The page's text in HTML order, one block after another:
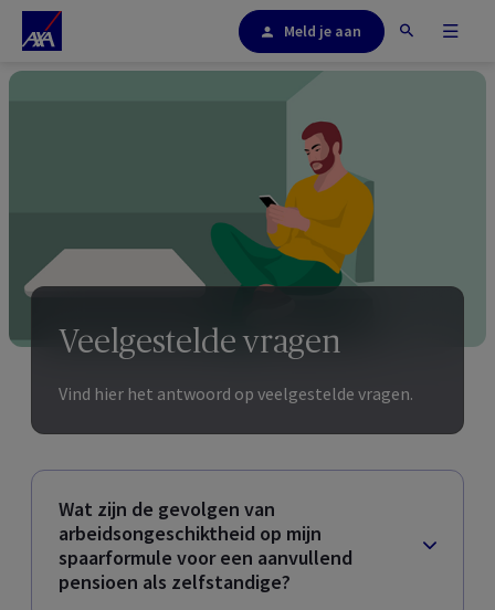
Meld je aan
Veelgestelde vragen
Vind hier het antwoord op veelgestelde vragen.
Wat zijn de gevolgen van
arbeidsongeschiktheid op mijn
spaarformule voor een aanvullend
pensioen als zelfstandige?